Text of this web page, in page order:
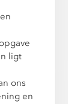
ligt
ons
en